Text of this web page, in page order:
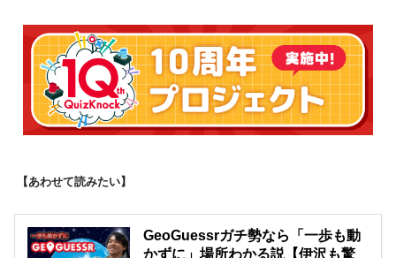
【あわせて読みたい】
GeoGuessrガチ勢なら「一歩も動
かずに」場所わかる説【伊沢も驚